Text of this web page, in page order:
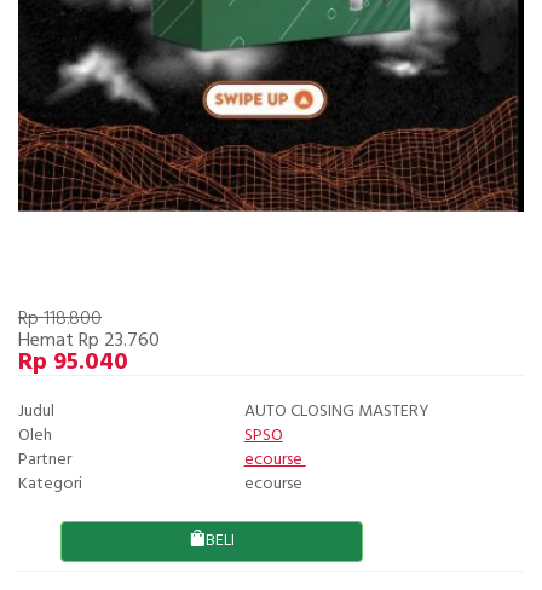
Rp 118.800
Hemat Rp 23.760
Rp 95.040
Judul
AUTO CLOSING MASTERY
Oleh
SPSO
Partner
ecourse
Kategori
ecourse
BELI